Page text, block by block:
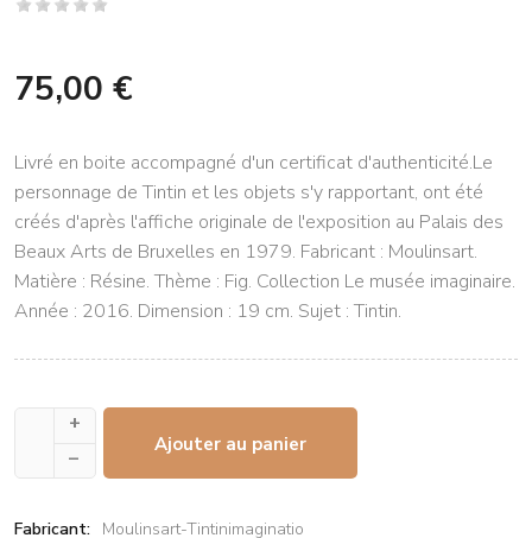
75,00 €
Livré en boite accompagné d'un certificat d'authenticité.Le
personnage de Tintin et les objets s'y rapportant, ont été
créés d'après l'affiche originale de l'exposition au Palais des
Beaux Arts de Bruxelles en 1979. Fabricant : Moulinsart.
Matière : Résine. Thème : Fig. Collection Le musée imaginaire.
Année : 2016. Dimension : 19 cm. Sujet : Tintin.
+
–
Ajouter au panier
Fabricant: Moulinsart-Tintinimaginatio